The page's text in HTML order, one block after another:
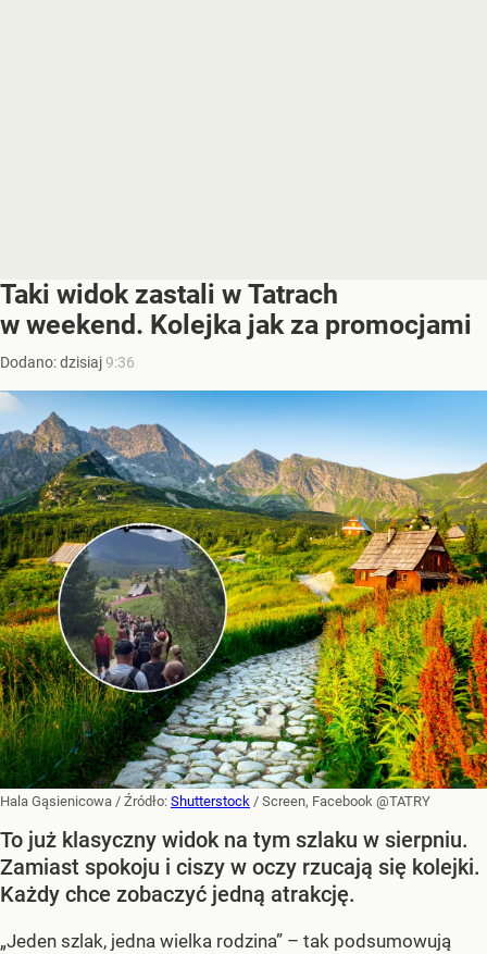
Taki widok zastali w Tatrach
w weekend. Kolejka jak za promocjami
Dodano:dzisiaj9:36
Hala Gąsienicowa / Źródło: Shutterstock / Screen, Facebook @TATRY
To już klasyczny widok na tym szlaku w sierpniu.
Zamiast spokoju i ciszy w oczy rzucają się kolejki.
Każdy chce zobaczyć jedną atrakcję.
„Jeden szlak, jedna wielka rodzina” – tak podsumowują